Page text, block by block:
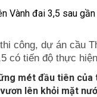
công, dự án cầu
có tiến độ thực
mét đầu tiên của
lên khỏi mặt